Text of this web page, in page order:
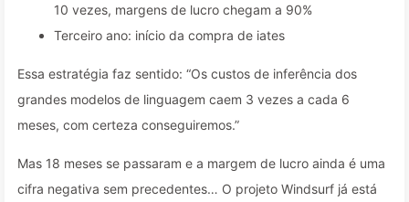
10 vezes, margens de lucro chegam a 90%
Terceiro ano: início da compra de iates
Essa estratégia faz sentido: “Os custos de inferência dos
grandes modelos de linguagem caem 3 vezes a cada 6
meses, com certeza conseguiremos.”
Mas 18 meses se passaram e a margem de lucro ainda é uma
cifra negativa sem precedentes… O projeto Windsurf já está